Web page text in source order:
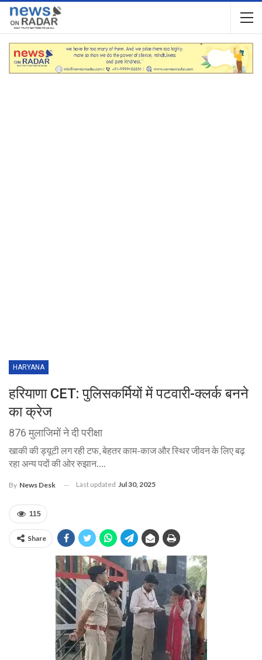
HARYANA
हरियाणा CET: पुलिसकर्मियों में पटवारी-क्लर्क बनने
का क्रेज
876 मुलाजिमों ने दी परीक्षा
खाकी की ड्यूटी लग रही टफ, बेहतर काम-काज और स्थिर जीवन के लिए बढ़
रहा अन्य पदों की ओर रुझान….
By News Desk Last updated Jul 30, 2025
115
Share